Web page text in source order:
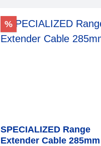
%
SPECIALIZED Range
Extender Cable 285mm